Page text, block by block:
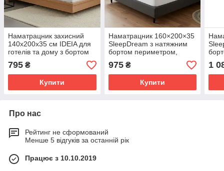
Наматрацник захисний
140х200х35 см IDEIA для
готелів та дому з бортом
натяжний борт по
периметру
795 ₴
Купити
Наматрацник 160×200×35
SleepDream з натяжним
бортом периметром,
гіпоалергенний, щільний,
захисний
975₴
Купити
1
Про нас
Рейтинг не сформований
Менше 5 відгуків за останній рік
Працює з 10.10.2019